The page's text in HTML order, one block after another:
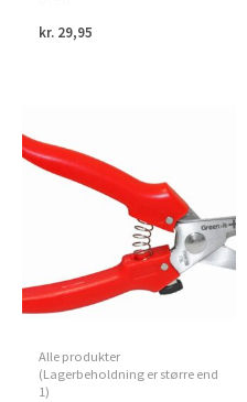
kr. 29,95
Alle produkter
(Lagerbeholdning er større end
1)